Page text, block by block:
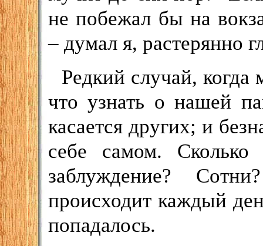
не побежал бы на
– думал я, растерянно
Редкий случай, когда
что узнать о нашей
касается других; и
себе самом.
заблуждение?
происходит каждый
попадалось.